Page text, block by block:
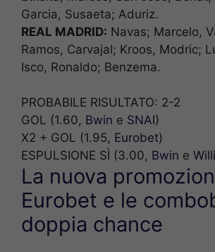
Garcia, Susaeta; Aduriz.
REAL MADRID: Navas; Marcelo,
Ramos, Carvajal; Kroos, Modric;
Isco, Ronaldo; Benzema.
PROBABILE RISULTATO: 2-2
GOL (1.60, Bwin e SNAI)
X2 + GOL (1.95, Eurobet)
ESPULSIONE SÌ (3.00, Bwin e
La nuova
Eurobet e le
doppia chance